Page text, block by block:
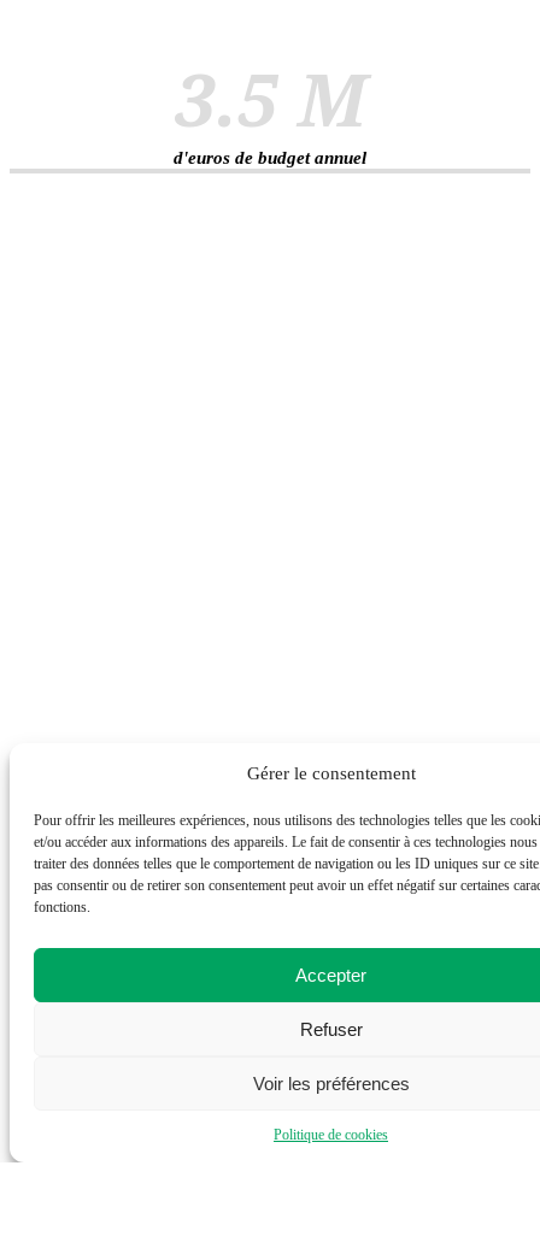
Gérer le consentement
Pour offrir les meilleures expériences, nous utilisons des technologies telles que les
et/ou accéder aux informations des appareils. Le fait de consentir à ces technologies
traiter des données telles que le comportement de navigation ou les ID uniques sur ce
pas consentir ou de retirer son consentement peut avoir un effet négatif sur certaines
fonctions.
Accepter
Refuser
Voir les préférences
Politique de cookies
3.5 M
d'euros de budget annuel